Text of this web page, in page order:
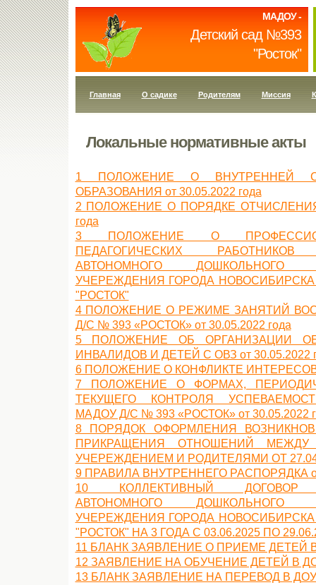
МАДОУ -
Детский сад №393
"Росток"
Главная О садике Родителям Миссия
Локальные нормативные акты
1 ПОЛОЖЕНИЕ О ВНУТРЕННЕЙ
ОБРАЗОВАНИЯ от 30.05.2022 года
2 ПОЛОЖЕНИЕ О ПОРЯДКЕ ОТЧИСЛЕНИЯ
года
3 ПОЛОЖЕНИЕ О
ПЕДАГОГИЧЕСКИХ РАБОТНИКОВ
АВТОНОМНОГО ДОШКОЛЬНОГО
УЧЕРЕЖДЕНИЯ ГОРОДА
"РОСТОК"
4 ПОЛОЖЕНИЕ О РЕЖИМЕ ЗАНЯТИЙ
Д/С № 393 «РОСТОК» от 30.05.2022 года
5 ПОЛОЖЕНИЕ ОБ ОРГАНИЗАЦИИ
ИНВАЛИДОВ И ДЕТЕЙ С ОВЗ от 30.05.2022
6 ПОЛОЖЕНИЕ О КОНФЛИКТЕ ИНТЕРЕСОВ
7 ПОЛОЖЕНИЕ О ФОРМАХ,
ТЕКУЩЕГО КОНТРОЛЯ
МАДОУ Д/С № 393 «РОСТОК» от 30.05.2022
8 ПОРЯДОК ОФОРМЛЕНИЯ
ПРИКРАЩЕНИЯ ОТНОШЕНИЙ МЕЖДУ
УЧЕРЕЖДЕНИЕМ И РОДИТЕЛЯМИ ОТ
9 ПРАВИЛА ВНУТРЕННЕГО РАСПОРЯДКА от
10 КОЛЛЕКТИВНЫЙ ДОГОВОР
АВТОНОМНОГО ДОШКОЛЬНОГО
УЧЕРЕЖДЕНИЯ ГОРОДА
"РОСТОК" НА 3 ГОДА С 03.06.2025 ПО
11 БЛАНК ЗАЯВЛЕНИЕ О ПРИЕМЕ ДЕТЕЙ
12 ЗАЯВЛЕНИЕ НА ОБУЧЕНИЕ ДЕТЕЙ В
13 БЛАНК ЗАЯВЛЕНИЕ НА ПЕРЕВОД В ДОУ